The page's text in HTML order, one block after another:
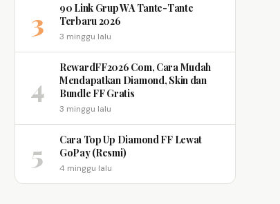
3
90 Link Grup WA Tante-Tante
Terbaru 2026
3 minggu lalu
4
RewardFF2026 Com, Cara Mudah
Mendapatkan Diamond, Skin dan
Bundle FF Gratis
3 minggu lalu
5
Cara Top Up Diamond FF Lewat
GoPay (Resmi)
4 minggu lalu